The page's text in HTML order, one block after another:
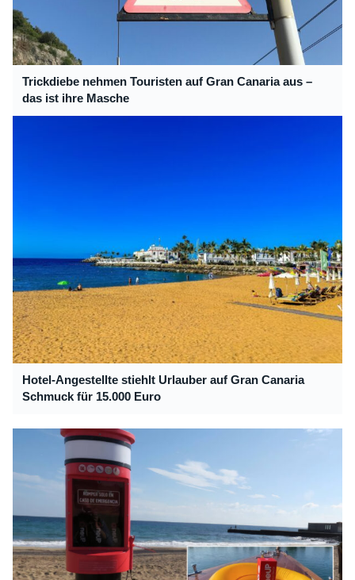
Trickdiebe nehmen Touristen auf Gran Canaria aus –
das ist ihre Masche
Hotel-Angestellte stiehlt Urlauber auf Gran Canaria
Schmuck für 15.000 Euro